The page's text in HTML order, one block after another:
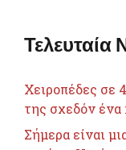
Τελευταία
Χειροπέδες σε
της σχεδόν
Σήμερα είναι